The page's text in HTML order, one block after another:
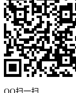
QQ扫一扫